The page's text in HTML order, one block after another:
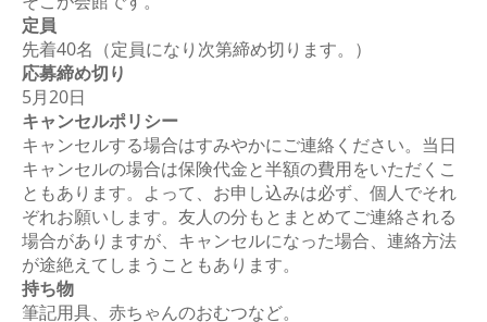
定員
先着40名（定員になり次第締め切ります。）
応募締め切り
5月20日
キャンセルポリシー
キャンセルする場合はすみやかにご連絡ください。当日
キャンセルの場合は保険代金と半額の費用をいただくこ
ともあります。よって、お申し込みは必ず、個人でそれ
ぞれお願いします。友人の分もとまとめてご連絡される
場合がありますが、キャンセルになった場合、連絡方法
が途絶えてしまうこともあります。
持ち物
筆記用具、赤ちゃんのおむつなど。